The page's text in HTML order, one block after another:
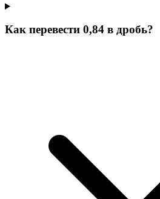
Как перевести 0,84 в дробь?